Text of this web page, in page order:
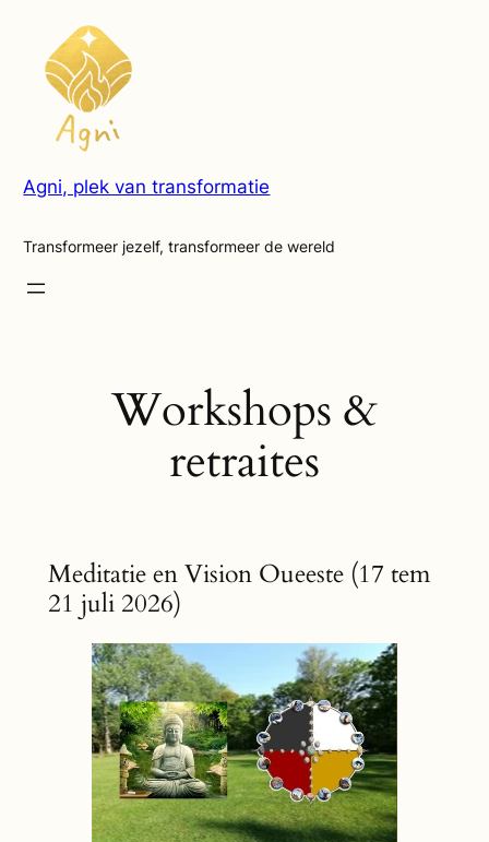
inhoud
Agni, plek van transformatie
Transformeer jezelf, transformeer de wereld
Workshops &
retraites
Meditatie en Vision Oueeste (17 tem
21 juli 2026)